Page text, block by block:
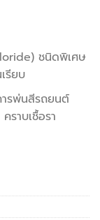
ชนิดพิเศษ
รียบ
ารพ่นสีรถยนต์
ราบเชื้อรา